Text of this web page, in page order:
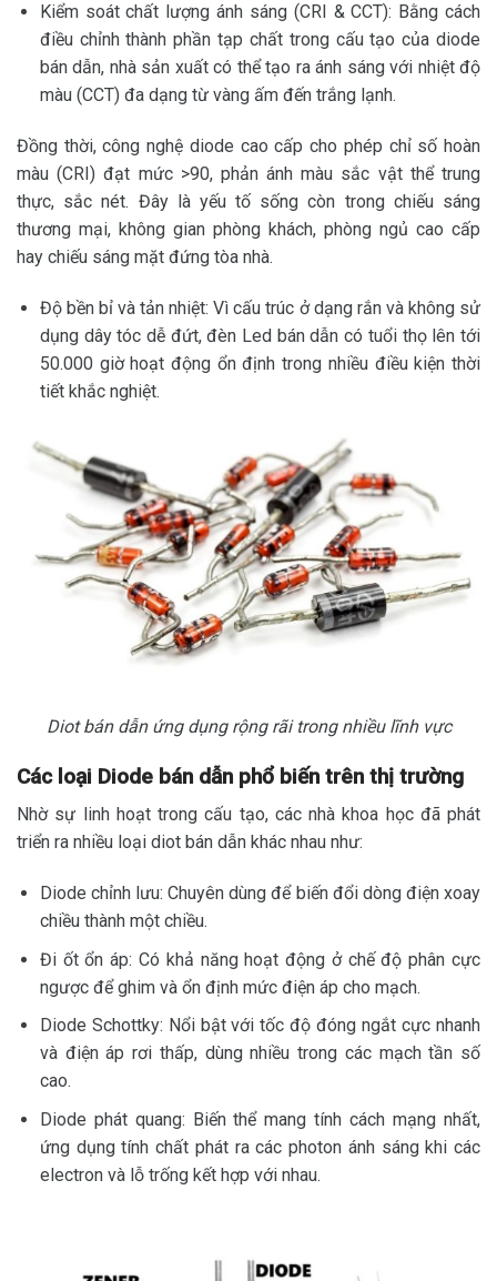
Kiểm soát chất lượng ánh sáng (CRI & CCT): Bằng cách
điều chỉnh thành phần tạp chất trong cấu tạo của diode
bán dẫn, nhà sản xuất có thể tạo ra ánh sáng với nhiệt độ
màu (CCT) đa dạng từ vàng ấm đến trắng lạnh.
Đồng thời, công nghệ diode cao cấp cho phép chỉ số hoàn
màu (CRI) đạt mức >90, phản ánh màu sắc vật thể trung
thực, sắc nét. Đây là yếu tố sống còn trong chiếu sáng
thương mại, không gian phòng khách, phòng ngủ cao cấp
hay chiếu sáng mặt đứng tòa nhà.
Độ bền bỉ và tản nhiệt: Vì cấu trúc ở dạng rắn và không sử
dụng dây tóc dễ đứt, đèn Led bán dẫn có tuổi thọ lên tới
50.000 giờ hoạt động ổn định trong nhiều điều kiện thời
tiết khắc nghiệt.
Diot bán dẫn ứng dụng rộng rãi trong nhiều lĩnh vực
Các loại Diode bán dẫn phổ biến trên thị trường
Nhờ sự linh hoạt trong cấu tạo, các nhà khoa học đã phát
triển ra nhiều loại diot bán dẫn khác nhau như:
Diode chỉnh lưu: Chuyên dùng để biến đổi dòng điện xoay
chiều thành một chiều.
Đi ốt ổn áp: Có khả năng hoạt động ở chế độ phân cực
ngược để ghim và ổn định mức điện áp cho mạch.
Diode Schottky: Nổi bật với tốc độ đóng ngắt cực nhanh
và điện áp rơi thấp, dùng nhiều trong các mạch tần số
cao.
Diode phát quang: Biến thể mang tính cách mạng nhất,
ứng dụng tính chất phát ra các photon ánh sáng khi các
electron và lỗ trống kết hợp với nhau.